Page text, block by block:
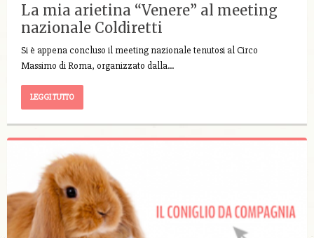
La mia arietina “Venere” al meeting
nazionale Coldiretti
Si è appena concluso il meeting nazionale tenutosi al Circo
Massimo di Roma, organizzato dalla…
LEGGI TUTTO